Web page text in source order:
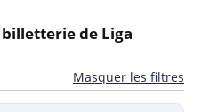
de Liga
Masquer les filtres